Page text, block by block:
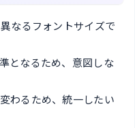
なるフォントサイズで
となるため、意図しな
わるため、統一したい